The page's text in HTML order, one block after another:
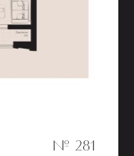
№ 281